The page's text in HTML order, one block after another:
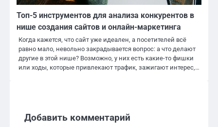
Топ-5 инструментов для анализа конкурентов в
нише создания сайтов и онлайн-маркетинга
Когда кажется, что сайт уже идеален, а посетителей всё
равно мало, невольно закрадывается вопрос: а что делают
другие в этой нише? Возможно, у них есть какие-то фишки
или ходы, которые привлекают трафик, зажигают интерес,…
Добавить комментарий